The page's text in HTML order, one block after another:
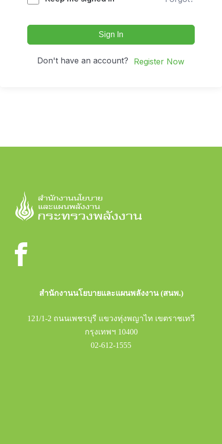
Sign In
Don't have an account? Register Now
สำนักงานนโยบายและแผนพลังงาน (สนพ.)
121/1-2 ถนนเพชรบุรี แขวงทุ่งพญาไท เขตราชเทวี
กรุงเทพฯ 10400
02-612-1555